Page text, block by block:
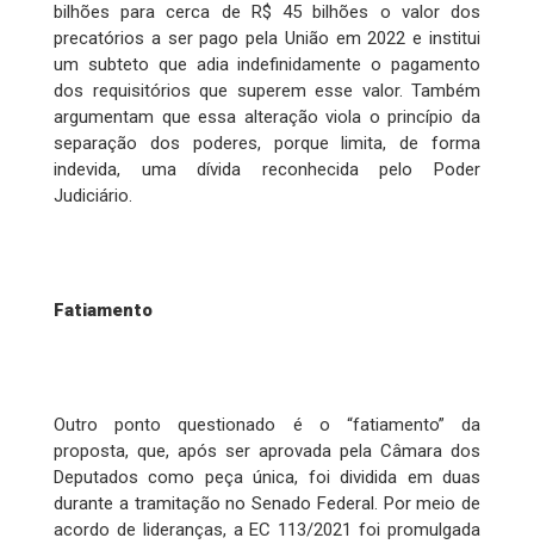
bilhões para cerca de R$ 45 bilhões o valor dos
precatórios a ser pago pela União em 2022 e institui
um subteto que adia indefinidamente o pagamento
dos requisitórios que superem esse valor. Também
argumentam que essa alteração viola o princípio da
separação dos poderes, porque limita, de forma
indevida, uma dívida reconhecida pelo Poder
Judiciário.
Fatiamento
Outro ponto questionado é o “fatiamento” da
proposta, que, após ser aprovada pela Câmara dos
Deputados como peça única, foi dividida em duas
durante a tramitação no Senado Federal. Por meio de
acordo de lideranças, a EC 113/2021 foi promulgada